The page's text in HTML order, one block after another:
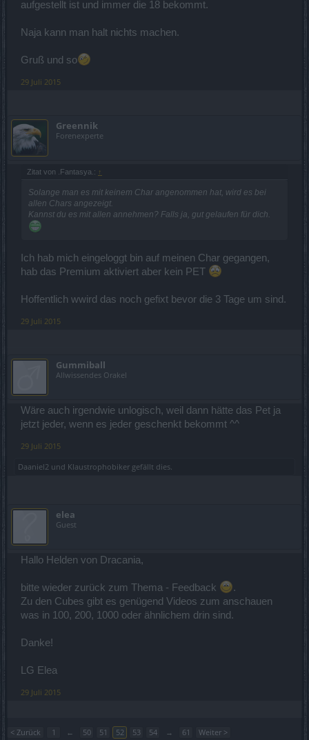
aufgestellt ist und immer die 18 bekommt.
Naja kann man halt nichts machen.
Gruß und so
29 Juli 2015
Greennik
Forenexperte
Zitat von .Fantasya.: ↑
Solange man es mit keinem Char angenommen hat, wird es bei
allen Chars angezeigt.
Kannst du es mit allen annehmen? Falls ja, gut gelaufen für dich.
Ich hab mich eingeloggt bin auf meinen Char gegangen,
hab das Premium aktiviert aber kein PET
Hoffentlich wwird das noch gefixt bevor die 3 Tage um sind.
29 Juli 2015
Gummiball
Allwissendes Orakel
Wäre auch irgendwie unlogisch, weil dann hätte das Pet ja
jetzt jeder, wenn es jeder geschenkt bekommt ^^
29 Juli 2015
Daaniel2 und Klaustrophobiker gefällt dies.
elea
Guest
Hallo Helden von Dracania,
bitte wieder zurück zum Thema - Feedback
.
Zu den Cubes gibt es genügend Videos zum anschauen
was in 100, 200, 1000 oder ähnlichem drin sind.
Danke!
LG Elea
29 Juli 2015
< Zurück 1 ← 50 51 52 53 54 → 61 Weiter >